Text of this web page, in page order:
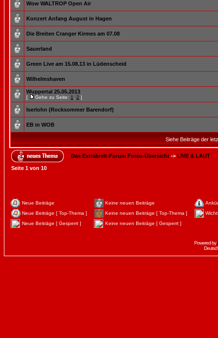
Wow WALTROP Open Air
Konzert Anfang August in Hagen
Die Breiten Cranger Kirmes am 07.08
Sauerland
Green Live am 15.08.13 in Lüdenscheid
Wilhelmshaven
Wuppertal 25.05.2013
[ Gehe zu Seite: 1 2 ]
Iserlohn (Rocksommer Barendorf)
EB in WOB
Siehe Beiträge der
Das Extrabreit-Forum Foren-Übersicht -> LIVE & LAUT
Seite 1 von 10
Neue Beiträge Keine neuen Beiträge
Neue Beiträge [ Top-Thema ]
Keine neuen Beiträge [ Top-Thema ]
Neue Beiträge [ Gesperrt ]
Keine neuen Beiträge [ Gesperrt ]
Powered by